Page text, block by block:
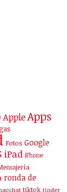
AppleApps
Fotos Google
iPad iPhone
ronda de
tiktok tinder